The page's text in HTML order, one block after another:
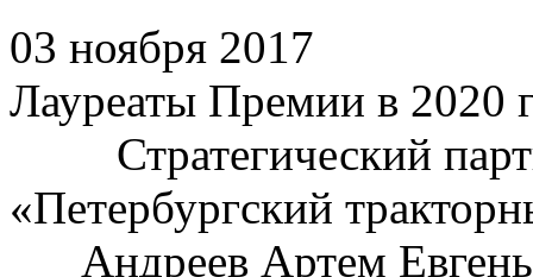
03 ноября 2017
Лауреаты Премии в 2020
Стратегический
«Петербургский
Андреев Артем